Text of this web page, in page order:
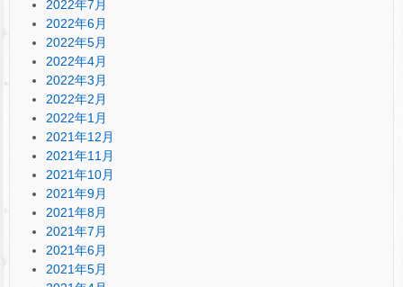
2022年7月
2022年6月
2022年5月
2022年4月
2022年3月
2022年2月
2022年1月
2021年12月
2021年11月
2021年10月
2021年9月
2021年8月
2021年7月
2021年6月
2021年5月